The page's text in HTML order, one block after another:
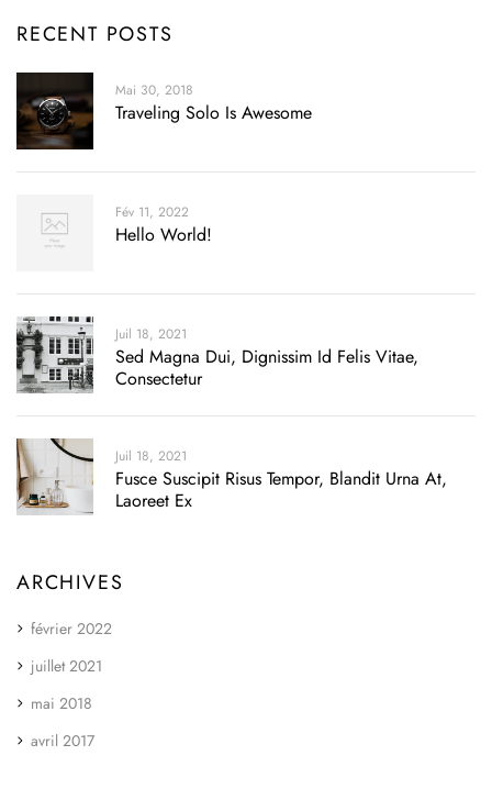
RECENT POSTS
Mai 30, 2018
Traveling Solo Is Awesome
Fév 11, 2022
Hello World!
Juil 18, 2021
Sed Magna Dui, Dignissim Id Felis Vitae,
Consectetur
Juil 18, 2021
Fusce Suscipit Risus Tempor, Blandit Urna At,
Laoreet Ex
ARCHIVES
février 2022
juillet 2021
mai 2018
avril 2017